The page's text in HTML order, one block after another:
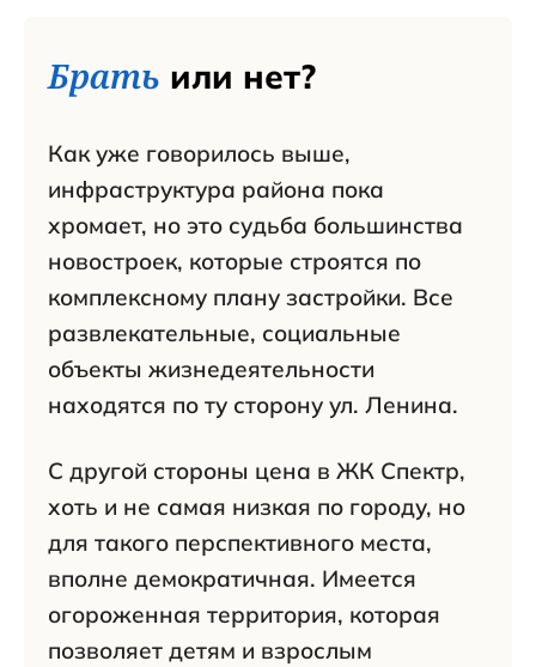
Брать или нет?
Как уже говорилось выше,
инфраструктура района пока
хромает, но это судьба большинства
новостроек, которые строятся по
комплексному плану застройки. Все
развлекательные, социальные
объекты жизнедеятельности
находятся по ту сторону ул. Ленина.
С другой стороны цена в ЖК Спектр,
хоть и не самая низкая по городу, но
для такого перспективного места,
вполне демократичная. Имеется
огороженная территория, которая
позволяет детям и взрослым